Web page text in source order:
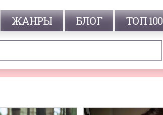
ЖАНРЫ БЛОГ ТОП 100